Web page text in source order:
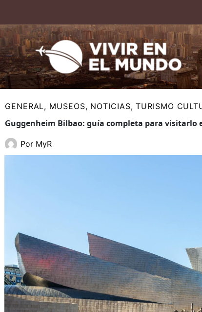
contenido
GENERAL, MUSEOS, NOTICIAS,TURISMO
Guggenheim Bilbao: guía completa para visitarlo
Por MyR